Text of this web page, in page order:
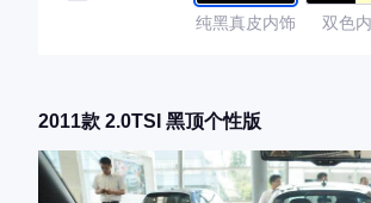
纯黑真皮内饰
双色
2011款 2.0TSI 黑顶个性版